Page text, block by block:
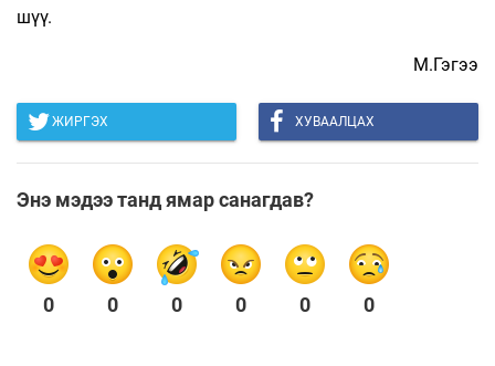
шүү.
М.Гэгээ
ЖИРГЭХ ХУВААЛЦАХ
Энэ мэдээ танд ямар санагдав?
0 0 0 0 0 0